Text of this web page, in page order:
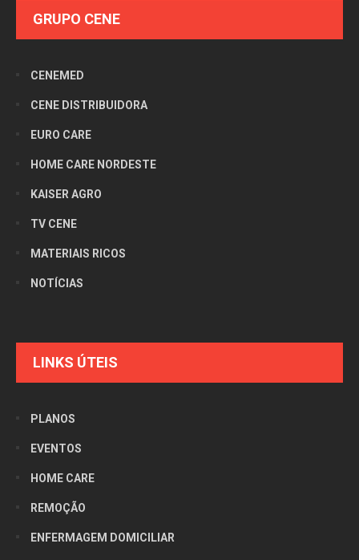
GRUPO CENE
CENEMED
CENE DISTRIBUIDORA
EURO CARE
HOME CARE NORDESTE
KAISER AGRO
TV CENE
MATERIAIS RICOS
NOTÍCIAS
LINKS ÚTEIS
PLANOS
EVENTOS
HOME CARE
REMOÇÃO
ENFERMAGEM DOMICILIAR